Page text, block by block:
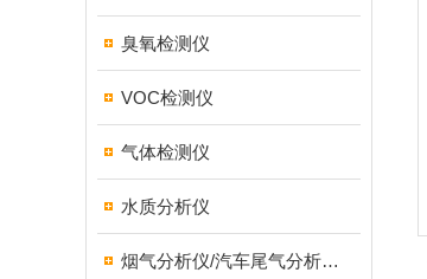
臭氧检测仪
VOC检测仪
气体检测仪
水质分析仪
烟气分析仪/汽车尾气分析仪/转速表/汽车维修检测设备